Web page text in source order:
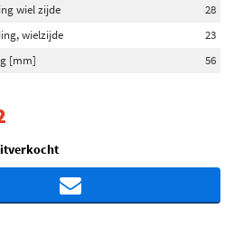
wiel zijde
28
wielzijde
23
[mm]
56